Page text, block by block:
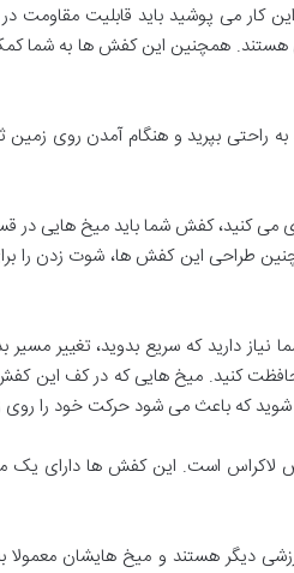
می پوشید باید قابلیت مقاومت
همچنین این کفش ها به شما کمک
راحتی بپرید و هنگام آمدن روی
کنید، کفش شما باید میخ هایی در
طراحی این کفش ها، شوت زدن را
دارید که سریع بدوید، تغییر
کنید. میخ هایی که در کف این کفش
که باعث می شود حرکت خود را روی
لاکراس است. این کفش ها دارای
دیگر هستند و میخ هایشان